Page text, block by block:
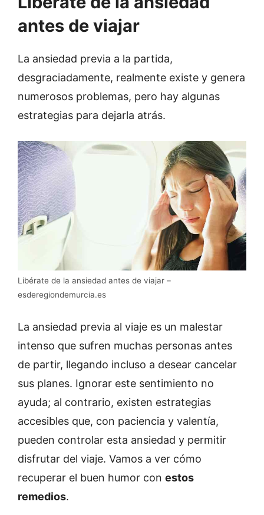
antes de viajar
La ansiedad previa a la partida,
desgraciadamente, realmente existe y genera
numerosos problemas, pero hay algunas
estrategias para dejarla atrás.
Libérate de la ansiedad antes de viajar –
esderegiondemurcia.es
La ansiedad previa al viaje es un malestar
intenso que sufren muchas personas antes
de partir, llegando incluso a desear cancelar
sus planes. Ignorar este sentimiento no
ayuda; al contrario, existen estrategias
accesibles que, con paciencia y valentía,
pueden controlar esta ansiedad y permitir
disfrutar del viaje. Vamos a ver cómo
recuperar el buen humor con estos
remedios.